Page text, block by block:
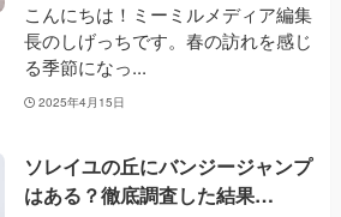
こんにちは！ミーミルメディア編集
長のしげっちです。春の訪れを感じ
る季節になっ...
2025年4月15日
ソレイユの丘にバンジージャンプ
はある？徹底調査した結果…